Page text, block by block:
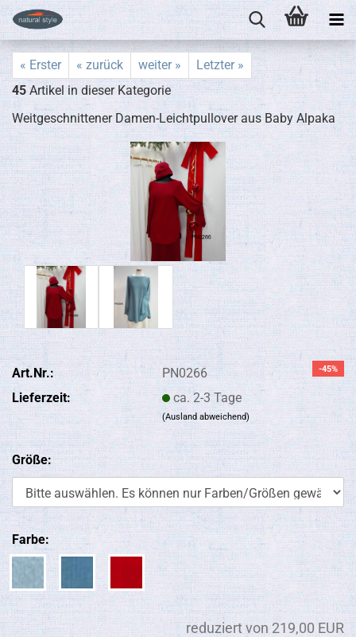
« Erster « zurück weiter »
Letzter »
45 Artikel in dieser Kategorie
Weitgeschnittener Damen-Leichtpullover aus Baby Alpaka
-45%
Art.Nr.:
PN0266
Lieferzeit:
ca. 2-3 Tage
(Ausland abweichend)
Größe:
Farbe:
reduziert von 219,00 EUR